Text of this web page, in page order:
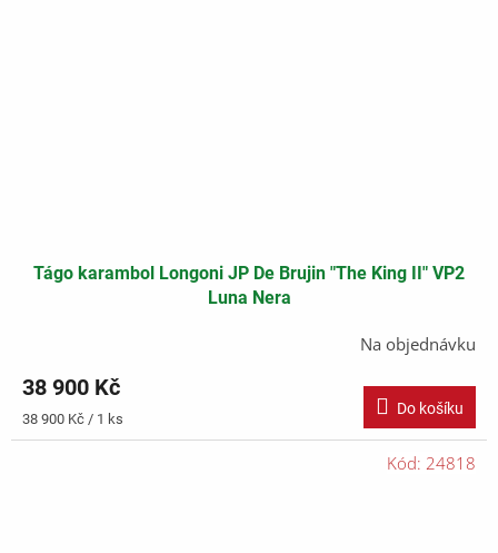
Tágo karambol Longoni JP De Brujin "The King II" VP2
Luna Nera
Na objednávku
38 900 Kč
Měrná
cena:
38 900 Kč / 1 ks
Do košíku
Kód: 24818